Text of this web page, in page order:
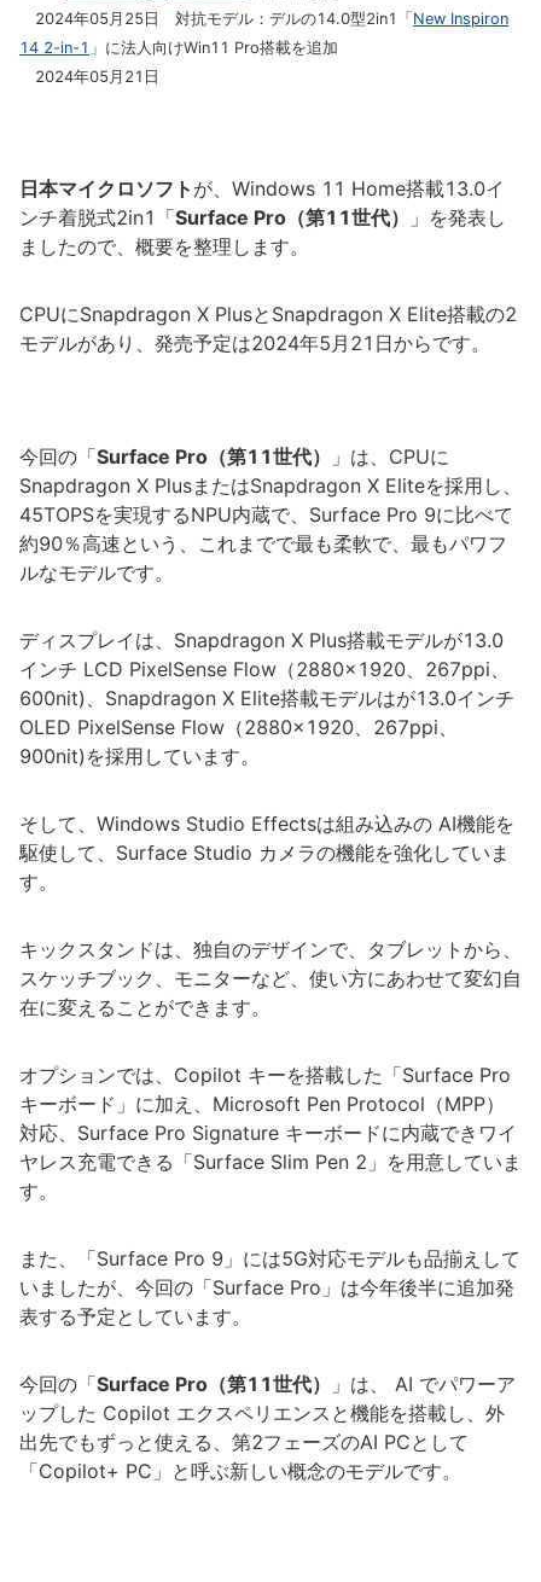
2024年05月25日 対抗モデル：デルの14.0型2in1「 New Inspiron
14 2-in-1 」に法人向けWin11 Pro搭載を追加
2024年05月21日
日本マイクロソフト が、Windows 11 Home搭載13.0イ
ンチ着脱式2in1「Surface Pro（第11世代）
」を発表し
ましたので、概要を整理します。
CPUにSnapdragon X PlusとSnapdragon X Elite搭載の2
モデルがあり、発売予定は2024年5月21日からです。
今回の「Surface Pro（第11世代）
」は、CPUに
Snapdragon X PlusまたはSnapdragon X Eliteを採用し、
45TOPSを実現するNPU内蔵で、Surface Pro 9に比べて
約90％高速という、これまでで最も柔軟で、最もパワフ
ルなモデルです。
ディスプレイは、Snapdragon X Plus搭載モデルが13.0
インチ LCD PixelSense Flow（2880x1920、267ppi、
600nit)、Snapdragon X Elite搭載モデルはが13.0インチ
OLED PixelSense Flow（2880x1920、267ppi、
900nit)を採用しています。
そして、Windows Studio Effectsは組み込みの AI機能を
駆使して、Surface Studio カメラの機能を強化していま
す。
キックスタンドは、独自のデザインで、タブレットから、
スケッチブック、モニターなど、使い方にあわせて変幻自
在に変えることができます。
オプションでは、Copilot キーを搭載した「Surface Pro
キーボード」に加え、Microsoft Pen Protocol（MPP）
対応、Surface Pro Signature キーボードに内蔵できワイ
ヤレス充電できる「Surface Slim Pen 2」を用意していま
す。
また、「Surface Pro 9」には5G対応モデルも品揃えして
いましたが、今回の「Surface Pro」は今年後半に追加発
表する予定としています。
今回の「Surface Pro（第11世代）
」は、 AI でパワーア
ップした Copilot エクスペリエンスと機能を搭載し、外
出先でもずっと使える、第2フェーズのAI PCとして
「Copilot+ PC」と呼ぶ新しい概念のモデルです。